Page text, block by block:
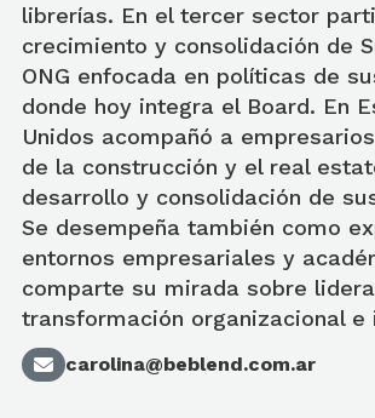
librerías. En el tercer sector
crecimiento y consolidación de
ONG enfocada en políticas de
donde hoy integra el Board. En
Unidos acompañó a
de la construcción y el real
desarrollo y consolidación de
Se desempeña también como
entornos empresariales y
comparte su mirada sobre
transformación organizacional e
carolina@beblend.com.ar